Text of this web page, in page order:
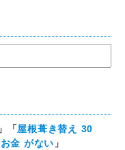
」「屋根葺き替え 30
金 がない 」